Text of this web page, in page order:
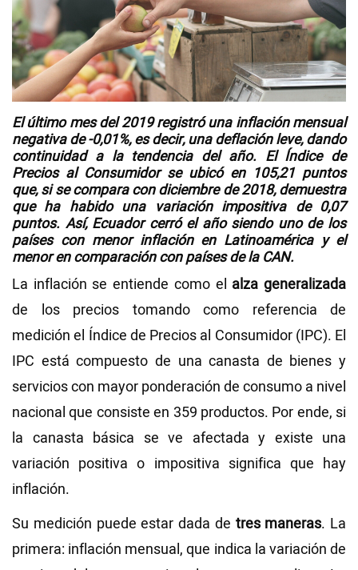
Firmas
Internacional
Juegos
Videos
NEWSLETTERS
El último mes del 2019 registró una inflación mensual
negativa de -0,01%, es decir, una deflación leve, dando
continuidad a la tendencia del año. El Índice de
Precios al Consumidor se ubicó en 105,21 puntos
que, si se compara con diciembre de 2018, demuestra
que ha habido una variación impositiva de 0,07
puntos. Así, Ecuador cerró el año siendo uno de los
países con menor inflación en Latinoamérica y el
menor en comparación con países de la CAN.
La inflación se entiende como el alza generalizada
de los precios tomando como referencia de
medición el Índice de Precios al Consumidor (IPC). El
IPC está compuesto de una canasta de bienes y
servicios con mayor ponderación de consumo a nivel
nacional que consiste en 359 productos. Por ende, si
la canasta básica se ve afectada y existe una
variación positiva o impositiva significa que hay
inflación.
Su medición puede estar dada de tres maneras. La
primera: inflación mensual, que indica la variación de